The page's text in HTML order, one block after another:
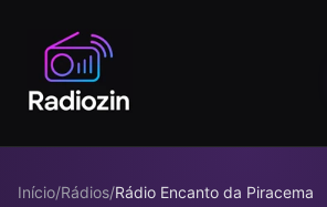
Início/Rádios/Rádio Encanto da Piracema